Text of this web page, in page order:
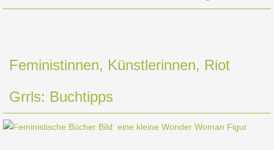
Feministinnen, Künstlerinnen, Riot
Grrls: Buchtipps